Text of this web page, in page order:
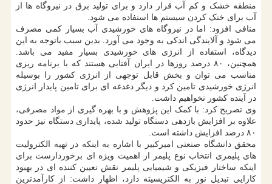
منطقه خشک و کم آب قرار دارد و برای تولید برق در نیروگاه ها از
آب برای خنک کردن سیستم ها استفاده می شود.
منافی افزود: اما در نیروگاه های خورشیدی آب بسیار کمی مصرف
می شود و آلایندگی اندکی به وجود می آورد. بدین سبب باتوجه به این
دیدگاه، استفاده از انرژی های خورشیدی بسیار مفید می باشد.
همچنین، ۸۰ درصد روزها در ایران آفتابی هستند که با برنامه ریزی
مناسب می توان و بخش قابل توجهی از انرژی کشور را بوسیله
انرژی خورشیدی تامین کرد و دیگر دغدغه ای برای تامین پایدار انرژی
در آینده کشور نخواهیم داشت.
وی تصریح کرد: با کمک این پژوهش و با بهره گیری از مواد مصرفی،
علاوه بر افزایش بازدهی دستگاه تولید شده، پایداری دستگاه نیز حدود
۸۰ درصد افزایش داشته است.
محقق دانشگاه صنعتی امیرکبیر با اشاره به اینکه در تهیه الکترولیت
های پلیمری انتخاب نوع پلیمر از اهمیت ویژه ای برخوردارست برای
اینکه ساختار فیزیکی و شیمیایی پلیمر نقش تعیین کننده ای در بهبود
کارایی تبدیل نور به الکتریسیته دارد، اظهار داشت: از کارآمدترین